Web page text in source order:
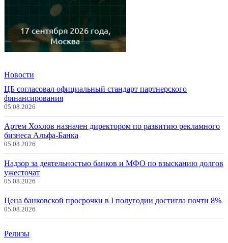
Новости
ЦБ согласовал официальный стандарт партнерского
финансирования
05.08.2026
Артем Хохлов назначен директором по развитию рекламного
бизнеса Альфа-Банка
05.08.2026
Надзор за деятельностью банков и МФО по взысканию долгов
ужесточат
05.08.2026
Цена банковской просрочки в I полугодии достигла почти 8%
05.08.2026
Релизы